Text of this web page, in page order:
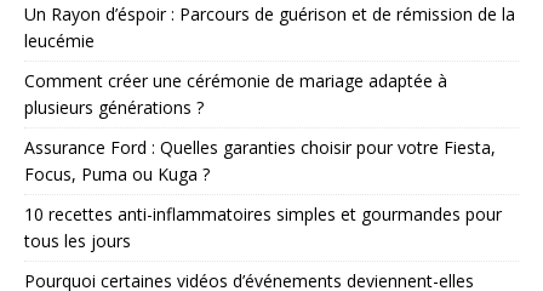
Un Rayon d’éspoir : Parcours de guérison et de rémission de la
leucémie
Comment créer une cérémonie de mariage adaptée à
plusieurs générations ?
Assurance Ford : Quelles garanties choisir pour votre Fiesta,
Focus, Puma ou Kuga ?
10 recettes anti-inflammatoires simples et gourmandes pour
tous les jours
Pourquoi certaines vidéos d’événements deviennent-elles